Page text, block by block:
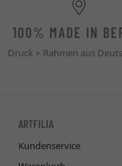
100% MADE IN
Druck + Rahmen aus
ARTFILIA
Kundenservice